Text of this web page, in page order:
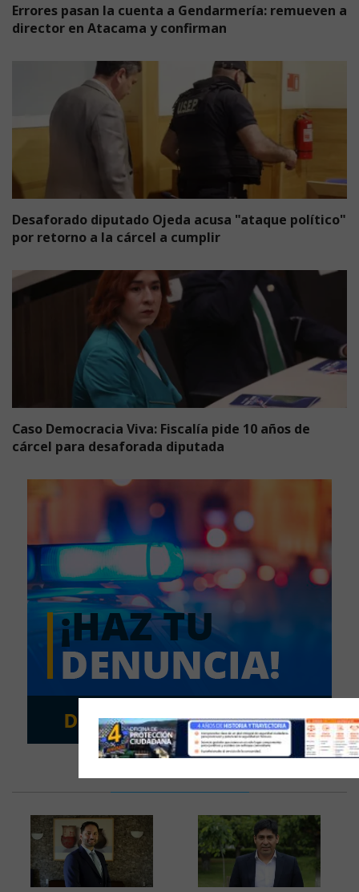
Errores pasan la cuenta a Gendarmería: remueven a
director en Atacama y confirman
Desaforado diputado Ojeda acusa "ataque político"
por retorno a la cárcel a cumplir
Caso Democracia Viva: Fiscalía pide 10 años de
cárcel para desaforada diputada